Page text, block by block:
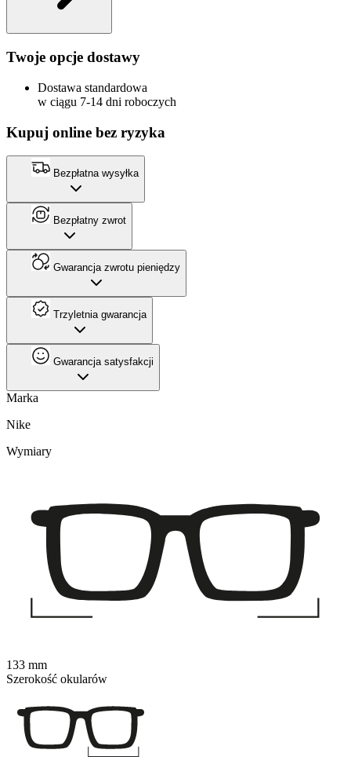
Twoje opcje dostawy
Dostawa standardowa
w ciągu 7-14 dni roboczych
Kupuj online bez ryzyka
Bezpłatna wysyłka
Bezpłatny zwrot
Gwarancja zwrotu pieniędzy
Trzyletnia gwarancja
Gwarancja satysfakcji
Marka
Nike
Wymiary
133 mm
Szerokość okularów